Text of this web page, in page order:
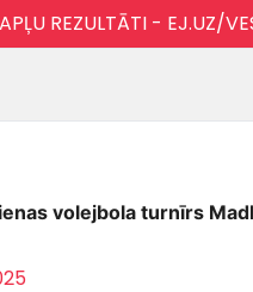
REZULTĀTI - EJ.UZ/
volejbola turnīrs